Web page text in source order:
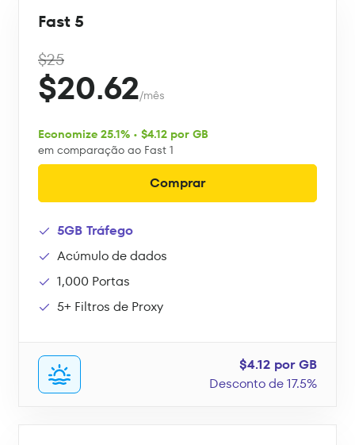
Fast 5
$25
$20.62/mês
Economize 25.1% • $4.12 por GB
em comparação ao Fast 1
Comprar
5GB Tráfego
Acúmulo de dados
1,000 Portas
5+ Filtros de Proxy
$4.12 por GB
Desconto de 17.5%